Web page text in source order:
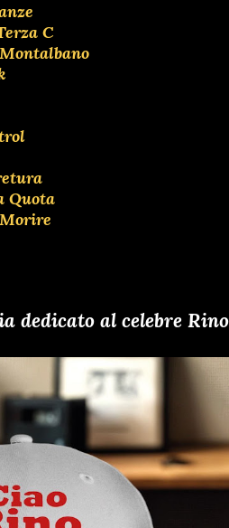
C
Quota
dedicato al celebre Rino